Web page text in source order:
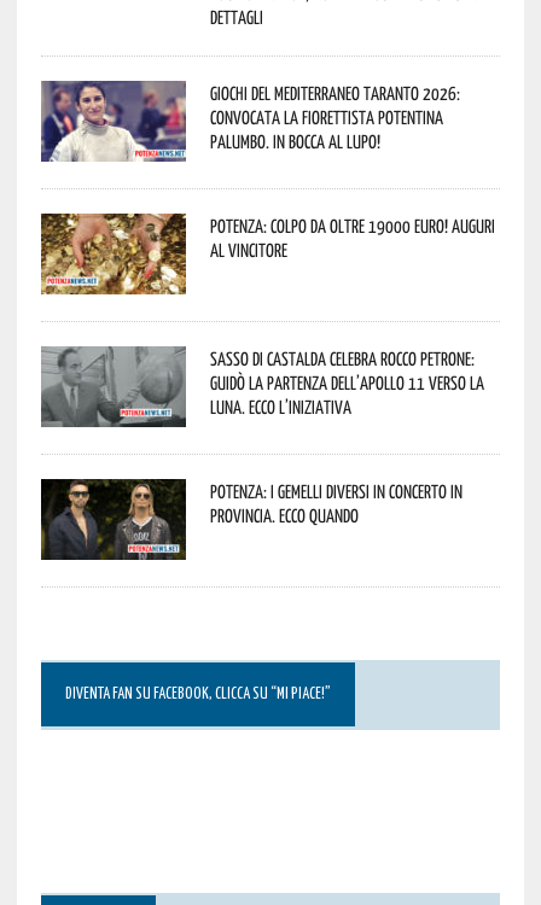
dettagli
Giochi del Mediterraneo Taranto 2026:
convocata la fiorettista potentina
Palumbo. In bocca al lupo!
Potenza: colpo da oltre 19000 Euro! Auguri
al vincitore
Sasso di Castalda celebra Rocco Petrone:
guidò la partenza dell’Apollo 11 verso la
Luna. Ecco l’iniziativa
Potenza: i Gemelli DiVersi in concerto in
provincia. Ecco quando
DIVENTA FAN SU FACEBOOK, CLICCA SU “MI PIACE!”